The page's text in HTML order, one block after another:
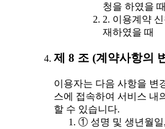
청을 하였을 때
2. 이용계약
재하였을 때
제 8 조 (계약사항의
이용자는 다음 사항을 변
스에 접속하여 서비스 내
할 수 있습니다.
① 성명 및 생년월일